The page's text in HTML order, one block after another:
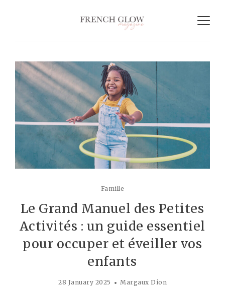
Famille
Le Grand Manuel des Petites
Activités : un guide essentiel
pour occuper et éveiller vos
enfants
28 January 2025 Margaux Dion